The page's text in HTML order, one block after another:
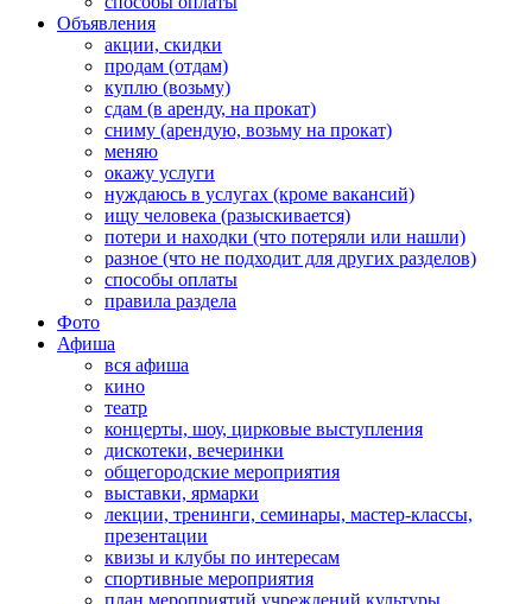
Объявления
акции, скидки
продам (отдам)
куплю (возьму)
сдам (в аренду, на прокат)
сниму (арендую, возьму на прокат)
меняю
окажу услуги
нуждаюсь в услугах (кроме вакансий)
ищу человека (разыскивается)
потери и находки (что потеряли или нашли)
разное (что не подходит для других разделов)
способы оплаты
правила раздела
Фото
Афиша
вся афиша
кино
театр
концерты, шоу, цирковые выступления
дискотеки, вечеринки
общегородские мероприятия
выставки, ярмарки
лекции, тренинги, семинары, мастер-классы,
презентации
квизы и клубы по интересам
спортивные мероприятия
план мероприятий учреждений культуры